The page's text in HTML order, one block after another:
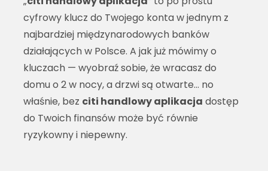
cyfrowy klucz do Twojego konta w jednym z
najbardziej międzynarodowych banków
działających w Polsce. A jak już mówimy o
kluczach — wyobraź sobie, że wracasz do
domu o 2 w nocy, a drzwi są otwarte… no
właśnie, bez citi handlowy aplikacja dostęp
do Twoich finansów może być równie
ryzykowny i niepewny.